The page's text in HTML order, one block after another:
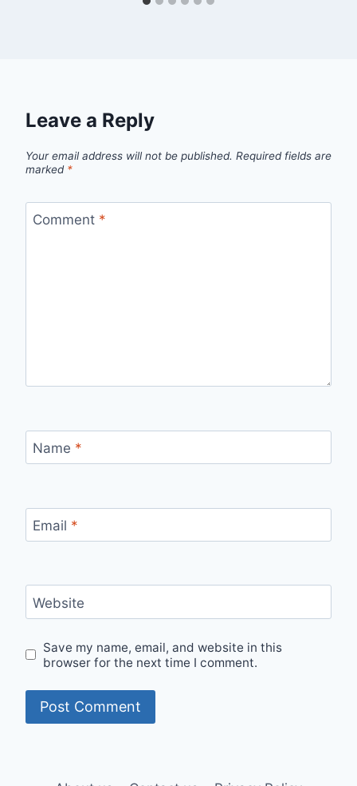
Leave a Reply
Your email address will not be published. Required fields are
marked *
Comment *
Name *
Email *
Website
Save my name, email, and website in this
browser for the next time I comment.